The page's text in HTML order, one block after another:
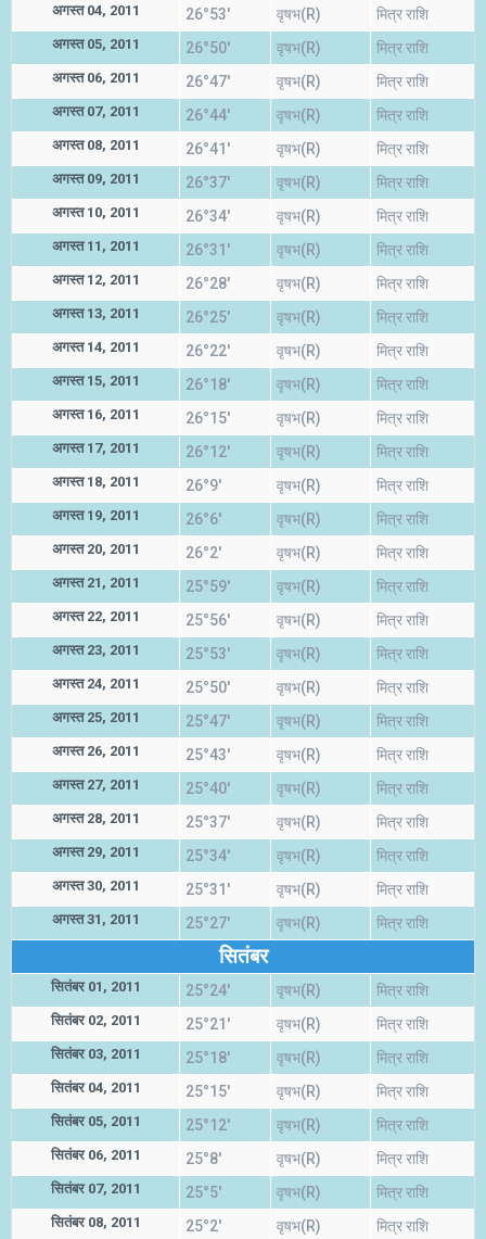
अगस्त 04, 2011 26°53' वृषभ(R) मित्र राशि
अगस्त 05, 2011 26°50' वृषभ(R) मित्र राशि
अगस्त 06, 2011 26°47' वृषभ(R) मित्र राशि
अगस्त 07, 2011 26°44' वृषभ(R) मित्र राशि
अगस्त 08, 2011 26°41' वृषभ(R) मित्र राशि
अगस्त 09, 2011 26°37' वृषभ(R) मित्र राशि
अगस्त 10, 2011 26°34' वृषभ(R) मित्र राशि
अगस्त 11, 2011 26°31' वृषभ(R) मित्र राशि
अगस्त 12, 2011 26°28' वृषभ(R) मित्र राशि
अगस्त 13, 2011 26°25' वृषभ(R) मित्र राशि
अगस्त 14, 2011 26°22' वृषभ(R) मित्र राशि
अगस्त 15, 2011 26°18' वृषभ(R) मित्र राशि
अगस्त 16, 2011 26°15' वृषभ(R) मित्र राशि
अगस्त 17, 2011 26°12' वृषभ(R) मित्र राशि
अगस्त 18, 2011 26°9' वृषभ(R) मित्र राशि
अगस्त 19, 2011 26°6' वृषभ(R) मित्र राशि
अगस्त 20, 2011 26°2' वृषभ(R) मित्र राशि
अगस्त 21, 2011 25°59' वृषभ(R) मित्र राशि
अगस्त 22, 2011 25°56' वृषभ(R) मित्र राशि
अगस्त 23, 2011 25°53' वृषभ(R) मित्र राशि
अगस्त 24, 2011 25°50' वृषभ(R) मित्र राशि
अगस्त 25, 2011 25°47' वृषभ(R) मित्र राशि
अगस्त 26, 2011 25°43' वृषभ(R) मित्र राशि
अगस्त 27, 2011 25°40' वृषभ(R) मित्र राशि
अगस्त 28, 2011 25°37' वृषभ(R) मित्र राशि
अगस्त 29, 2011 25°34' वृषभ(R) मित्र राशि
अगस्त 30, 2011 25°31' वृषभ(R) मित्र राशि
अगस्त 31, 2011 25°27' वृषभ(R) मित्र राशि
सितंबर
सितंबर 01, 2011 25°24' वृषभ(R) मित्र राशि
सितंबर 02, 2011 25°21' वृषभ(R) मित्र राशि
सितंबर 03, 2011 25°18' वृषभ(R) मित्र राशि
सितंबर 04, 2011 25°15' वृषभ(R) मित्र राशि
सितंबर 05, 2011 25°12' वृषभ(R) मित्र राशि
सितंबर 06, 2011 25°8' वृषभ(R) मित्र राशि
सितंबर 07, 2011 25°5' वृषभ(R) मित्र राशि
सितंबर 08, 2011 25°2' वृषभ(R) मित्र राशि